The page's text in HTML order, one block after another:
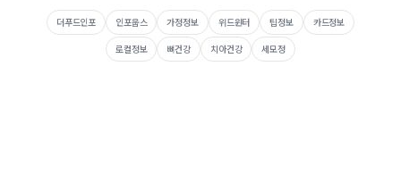
더푸드인포 인포웁스 가정정보 위드윈터 팁정보
카드정보
로컬정보
뼈건강 치아건강 세모정